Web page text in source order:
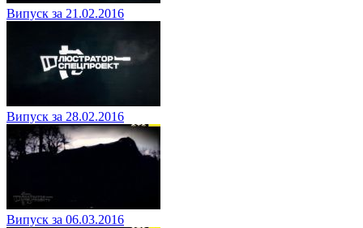
Випуск за 21.02.2016
Випуск за 28.02.2016
Випуск за 06.03.2016